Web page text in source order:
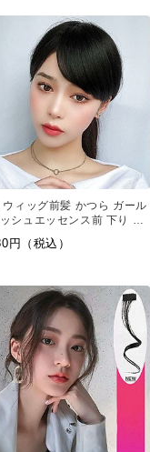
ウィッグ前髪 かつら ガール
シュエッセンス前 下り シ
円（税込）